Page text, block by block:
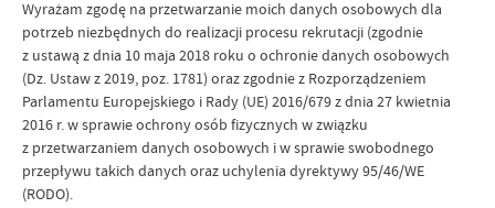
Wyrażam zgodę na przetwarzanie moich danych osobowych dla
potrzeb niezbędnych do realizacji procesu rekrutacji (zgodnie
z ustawą z dnia 10 maja 2018 roku o ochronie danych osobowych
(Dz. Ustaw z 2019, poz. 1781) oraz zgodnie z Rozporządzeniem
Parlamentu Europejskiego i Rady (UE) 2016/679 z dnia 27 kwietnia
2016 r. w sprawie ochrony osób fizycznych w związku
z przetwarzaniem danych osobowych i w sprawie swobodnego
przepływu takich danych oraz uchylenia dyrektywy 95/46/WE
(RODO).